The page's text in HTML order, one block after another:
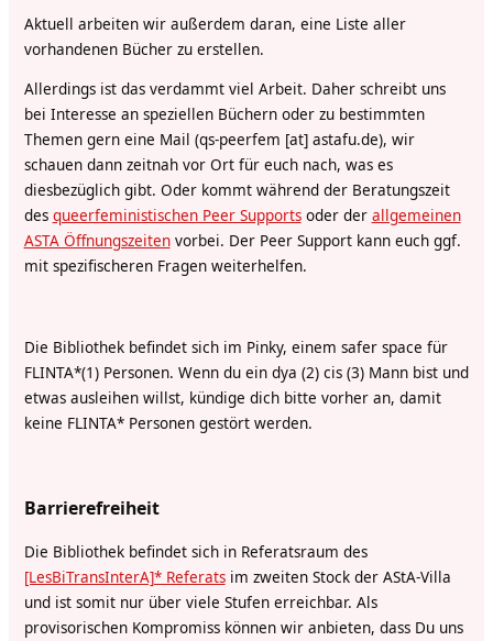
Aktuell arbeiten wir außerdem daran, eine Liste aller
vorhandenen Bücher zu erstellen.
Allerdings ist das verdammt viel Arbeit. Daher schreibt uns
bei Interesse an speziellen Büchern oder zu bestimmten
Themen gern eine Mail (qs-peerfem [at] astafu.de), wir
schauen dann zeitnah vor Ort für euch nach, was es
diesbezüglich gibt. Oder kommt während der Beratungszeit
des queerfeministischen Peer Supportsoder der allgemeinen
ASTA Öffnungszeitenvorbei. Der Peer Support kann euch ggf.
mit spezifischeren Fragen weiterhelfen.
Die Bibliothek befindet sich im Pinky, einem safer space für
FLINTA*(1)Personen. Wenn du ein dya (2)cis (3)Mann bist und
etwas ausleihen willst, kündige dich bitte vorher an, damit
keine FLINTA* Personen gestört werden.
Barrierefreiheit
Die Bibliothek befindet sich in Referatsraum des
[LesBiTransInterA]* Referatsim zweiten Stock der AStA-Villa
und ist somit nur über viele Stufen erreichbar. Als
provisorischen Kompromiss können wir anbieten, dass Du uns